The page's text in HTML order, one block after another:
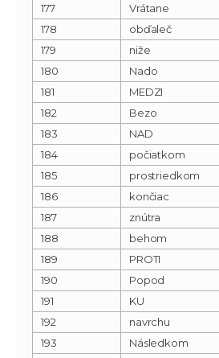
177
Vrátane
178
obďaleč
179
niže
180
Nado
181
MEDZI
182
Bezo
183
NAD
184
počiatkom
185
prostriedkom
186
končiac
187
znútra
188
behom
189
PROTI
190
Popod
191
KU
192
navrchu
193
Následkom